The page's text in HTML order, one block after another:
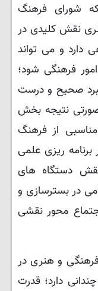
شورای فرهنگ
نقش کلیدی در
و می‌ تواند
فرهنگی شود؛
صحیح و درست
نتیجه بخش
از فرهنگ
ریزی علمی
دستگاه های
در بسترسازی و
محور نقشی
و هنری در
دارد؛ قدرت